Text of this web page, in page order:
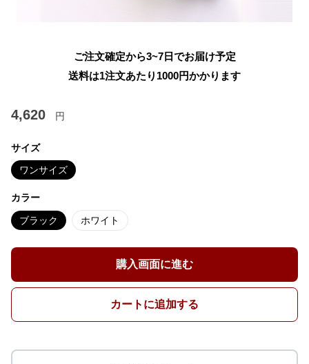
ご注文確定から3~7日でお届け予定
送料は1注文あたり 1000円かかります
4,620 円
サイズ
ワンサイズ
カラー
ブラック ホワイト
購入画面に進む
カートに追加する